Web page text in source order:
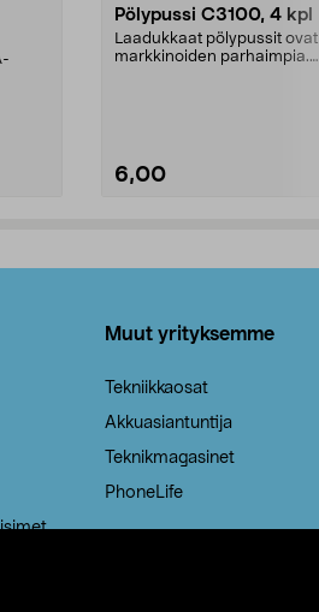
Pölypussi C3100, 4 kpl
Laadukkaat pölypussit ovat
markkinoiden parhaimpia.
6,00
Muut yrityksemme
Tekniikkaosat
Akkuasiantuntija
Teknikmagasinet
PhoneLife